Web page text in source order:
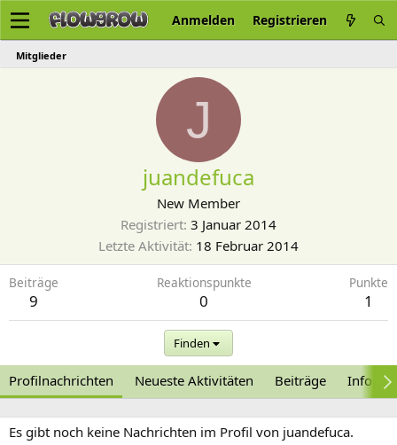
Anmelden Registrieren
Mitglieder
J
juandefuca
New Member
Registriert 3 Januar 2014
Letzte Aktivität 18 Februar 2014
Beiträge
9
Reaktionspunkte
0
Punkte
1
Finden
Profilnachrichten Neueste Aktivitäten Beiträge
Es gibt noch keine Nachrichten im Profil von juandefuca.